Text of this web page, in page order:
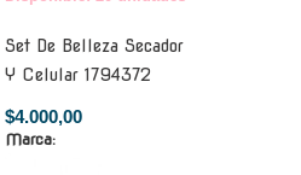
Set De Belleza Secador
Y Celular 1794372
$4.000,00
Marca: